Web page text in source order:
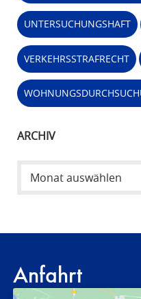
UNTERSUCHUNGSHAFT
VERKEHRSSTRAFRECHT
ARCHIV
Anfahrt